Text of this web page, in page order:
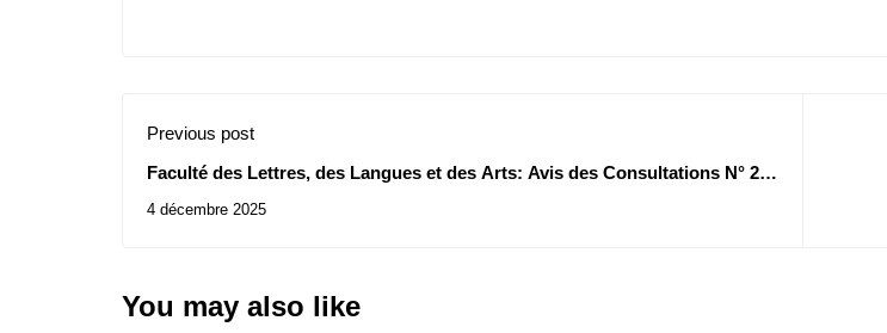
Previous post
Faculté des Lettres, des Langues et des Arts: Avis des Consultations N° 28-
4 décembre 2025
You may also like